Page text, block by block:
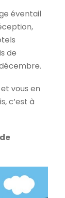
éventail
de
et vous en
c’est à